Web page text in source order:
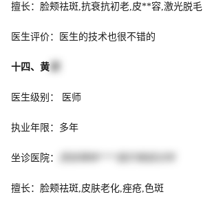
擅长：脸颊祛斑,抗衰抗初老,皮**容,激光脱毛
医生评价：医生的技术也很不错的
十四、黄
医生级别： 医师
执业年限：多年
坐诊医院：
擅长：脸颊祛斑,皮肤老化,痤疮,色斑